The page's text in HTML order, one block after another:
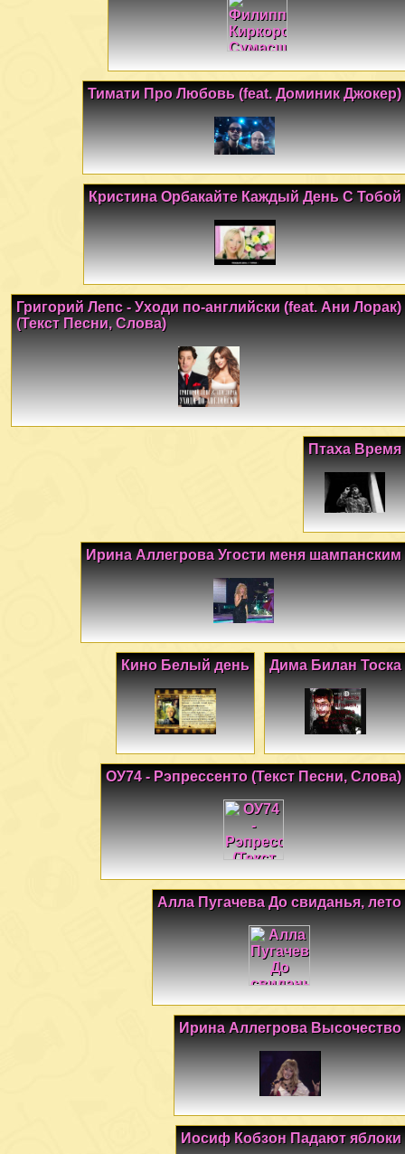
Тимати Про Любовь (feat. Доминик Джокер)
Кристина Орбакайте Каждый День С Тобой
Григорий Лепс - Уходи по-английски (feat. Ани Лорак)
(Текст Песни, Слова)
Птаха Время
Ирина Аллегрова Угости меня шампанским
Дима Билан Тоска
Кино Белый день
ОУ74 - Рэпрессенто (Текст Песни, Слова)
Алла Пугачева До свиданья, лето
Ирина Аллегрова Высочество
Иосиф Кобзон Падают яблоки